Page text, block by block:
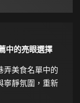
中的亮眼選擇
弄美食名單中的
寧靜氛圍，重新